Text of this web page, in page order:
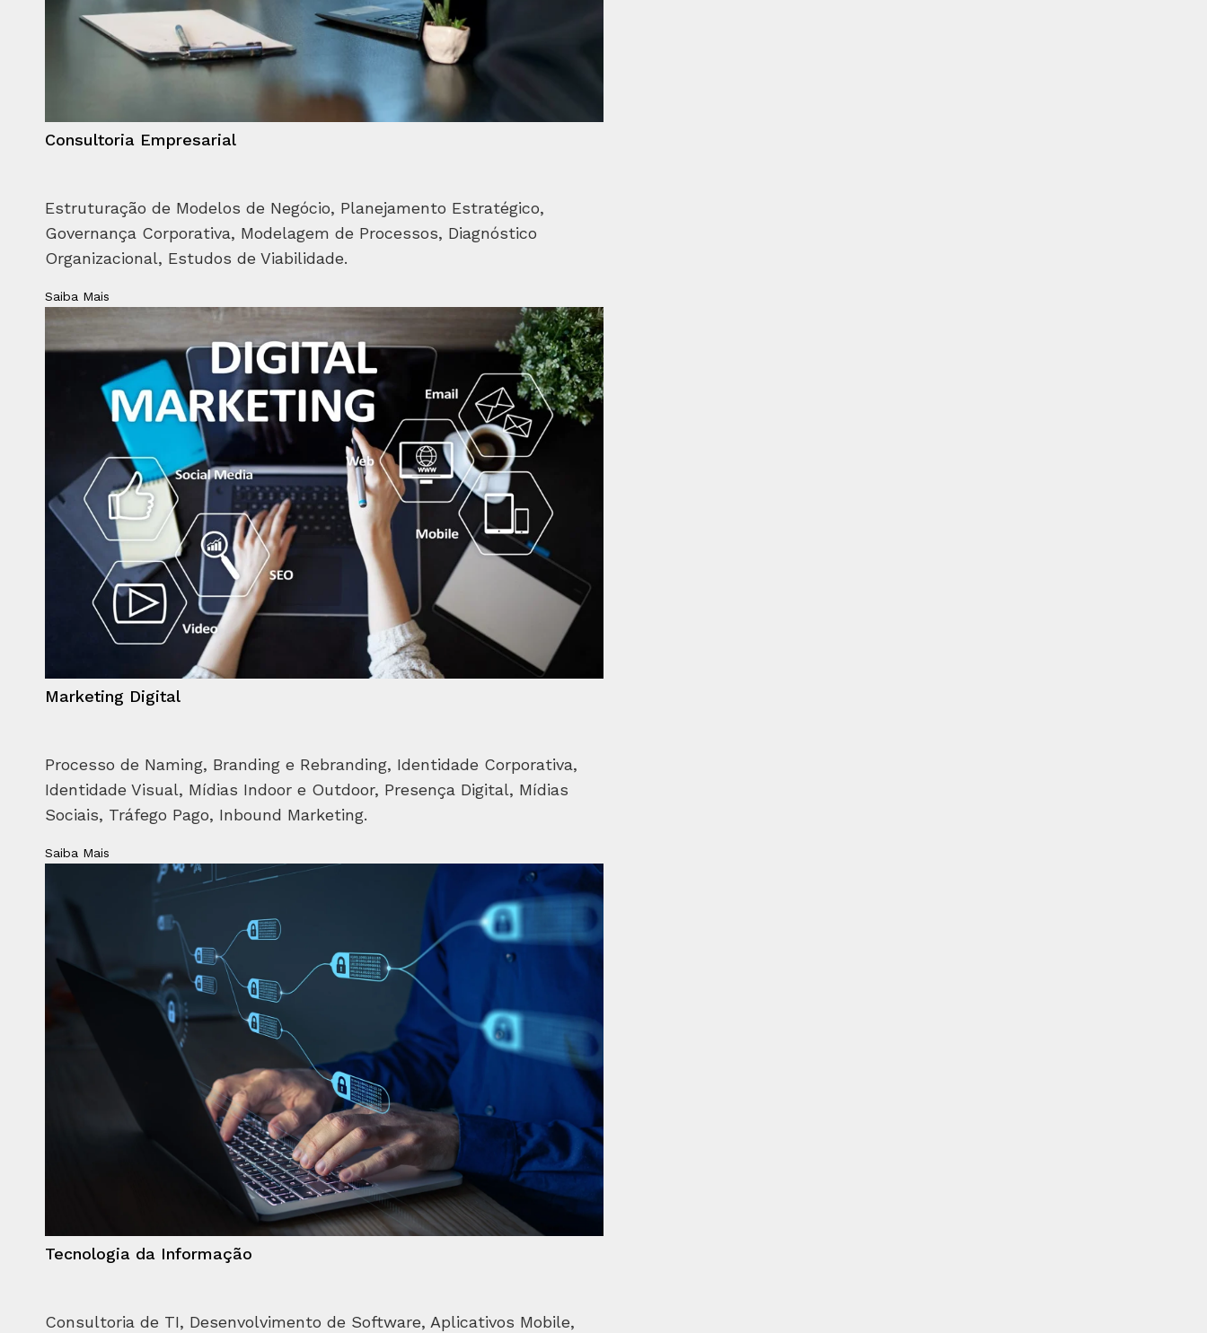
Consultoria Empresarial
Estruturação de Modelos de Negócio, Planejamento Estratégico,
Governança Corporativa, Modelagem de Processos, Diagnóstico
Organizacional, Estudos de Viabilidade.
Saiba Mais
Marketing Digital
Processo de Naming, Branding e Rebranding, Identidade Corporativa,
Identidade Visual, Mídias Indoor e Outdoor, Presença Digital, Mídias
Sociais, Tráfego Pago, Inbound Marketing.
Saiba Mais
Tecnologia da Informação
Consultoria de TI, Desenvolvimento de Software, Aplicativos Mobile,